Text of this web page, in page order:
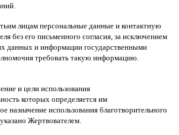
лицам персональные данные и контактную
без его письменного согласия за исключением
данных и информации государственными
требовать такую информацию
и цели использования
которых определяется им
назначение использования благотворительного
Жертвователем